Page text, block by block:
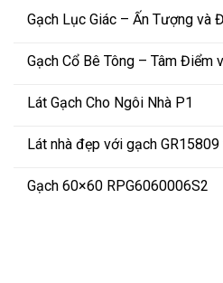
Gạch Lục Giác – Ấn Tượng và
Gạch Cổ Bê Tông – Tâm Điểm
Lát Gạch Cho Ngôi Nhà P1
Lát nhà đẹp với gạch
Gạch 60×60 RPG6060006S2